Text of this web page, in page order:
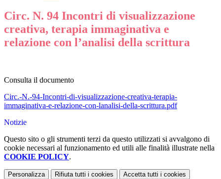
Circ. N. 94 Incontri di visualizzazione
creativa, terapia immaginativa e
relazione con l’analisi della scrittura
Consulta il documento
Circ.-N.-94-Incontri-di-visualizzazione-creativa-terapia-
immaginativa-e-relazione-con-lanalisi-della-scrittura.pdf
Notizie
Questo sito o gli strumenti terzi da questo utilizzati si avvalgono di
cookie necessari al funzionamento ed utili alle finalità illustrate nella
COOKIE POLICY.
Personalizza Rifiuta tutti i cookies Accetta tutti i cookies